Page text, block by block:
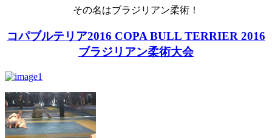
その名はブラジリアン柔術！
コパブルテリア2016 COPA BULL TERRIER 2016
ブラジリアン柔術大会